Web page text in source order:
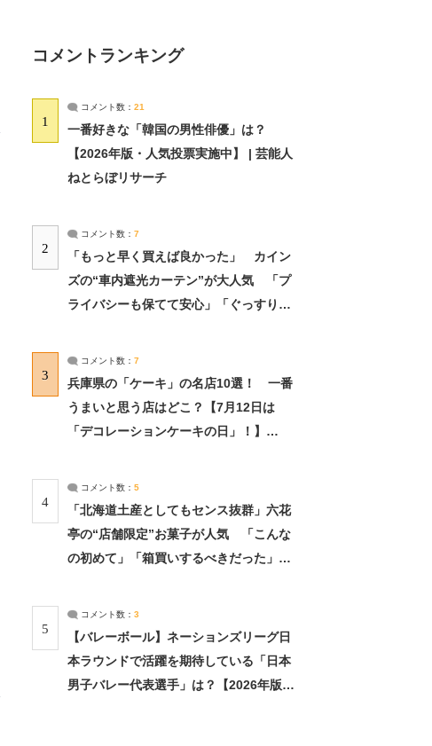
コメントランキング
1
コメント数： 21
一番好きな「韓国の男性俳優」は？
【2026年版・人気投票実施中】 | 芸能人
ねとらぼリサーチ
2
コメント数： 7
「もっと早く買えば良かった」 カイン
ズの“車内遮光カーテン”が大人気 「プ
ライバシーも保てて安心」「ぐっすり眠
3
コメント数： 7
兵庫県の「ケーキ」の名店10選！ 一番
うまいと思う店はどこ？【7月12日は
「デコレーションケーキの日」！】
4
コメント数： 5
「北海道土産としてもセンス抜群」六花
亭の“店舗限定”お菓子が人気 「こんな
の初めて」「箱買いするべきだった」
5
コメント数： 3
【バレーボール】ネーションズリーグ日
本ラウンドで活躍を期待している「日本
男子バレー代表選手」は？【2026年版・